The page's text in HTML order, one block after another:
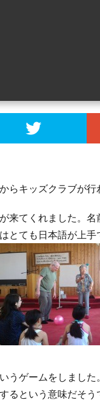
らキッズクラブが行
来てくれました。名
とても日本語が上手
ゲームをしました。
るという意味だそう